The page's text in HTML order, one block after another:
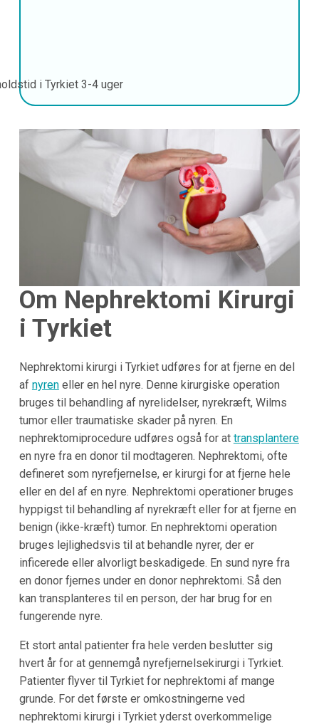
i Tyrkiet 3-4 uger
Om Nephrektomi Kirurgi
i Tyrkiet
Nephrektomi kirurgi i Tyrkiet udføres for at fjerne en del
af nyreneller en hel nyre. Denne kirurgiske operation
bruges til behandling af nyrelidelser, nyrekræft, Wilms
tumor eller traumatiske skader på nyren. En
nephrektomiprocedure udføres også for at transplantere
en nyre fra en donor til modtageren. Nephrektomi, ofte
defineret som nyrefjernelse, er kirurgi for at fjerne hele
eller en del af en nyre. Nephrektomi operationer bruges
hyppigst til behandling af nyrekræft eller for at fjerne en
benign (ikke-kræft) tumor. En nephrektomi operation
bruges lejlighedsvis til at behandle nyrer, der er
inficerede eller alvorligt beskadigede. En sund nyre fra
en donor fjernes under en donor nephrektomi. Så den
kan transplanteres til en person, der har brug for en
fungerende nyre.
Et stort antal patienter fra hele verden beslutter sig
hvert år for at gennemgå nyrefjernelsekirurgi i Tyrkiet.
Patienter flyver til Tyrkiet for nephrektomi af mange
grunde. For det første er omkostningerne ved
nephrektomi kirurgi i Tyrkiet yderst overkommelige